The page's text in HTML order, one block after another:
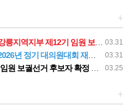
+
03.31
제12기 임원 보궐선거결과 공고
03.31
정기 대의원대회 재소집 건
03.25
보궐선거 후보자 확정 공고
+